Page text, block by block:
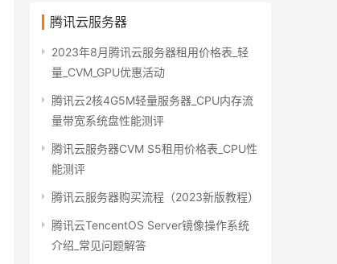
腾讯云服务器
2023年8月腾讯云服务器租用价格表_轻
量_CVM_GPU优惠活动
腾讯云2核4G5M轻量服务器_CPU内存流
量带宽系统盘性能测评
腾讯云服务器CVM S5租用价格表_CPU性
能测评
腾讯云服务器购买流程（2023新版教程）
腾讯云TencentOS Server镜像操作系统
介绍_常见问题解答